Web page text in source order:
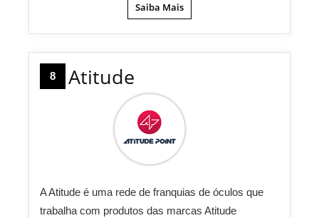
Saiba Mais
8 Atitude
A Atitude é uma rede de franquias de óculos que
trabalha com produtos das marcas Atitude